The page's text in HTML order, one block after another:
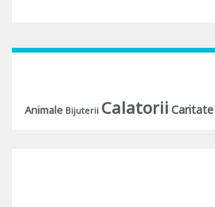
Animale Bijuterii Calatorii Caritate